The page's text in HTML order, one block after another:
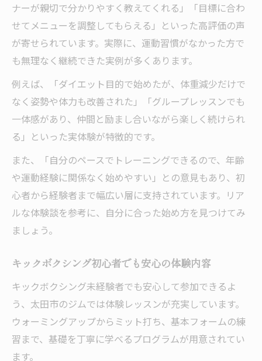
週2回のキックボクシングで理想の体型へ
継続力を高めるキックボクシング活用術
ダイエット成功者が語るトレーニング頻度
キックボクシングでモチベーションを維持
する方法
仲間と励まし合うジム活用で長続きする秘
ダイエット継続に役立つキックボクシング
習慣
太田市ボクシングジムのサポート体制の魅
力
ナーが親切で分かりやすく教えてくれる」「目標に合わ
せてメニューを調整してもらえる」といった高評価の声
が寄せられています。実際に、運動習慣がなかった方で
も無理なく継続できた実例が多くあります。
例えば、「ダイエット目的で始めたが、体重減少だけで
なく姿勢や体力も改善された」「グループレッスンでも
一体感があり、仲間と励まし合いながら楽しく続けられ
る」といった実体験が特徴的です。
また、「自分のペースでトレーニングできるので、年齢
や運動経験に関係なく始めやすい」との意見もあり、初
心者から経験者まで幅広い層に支持されています。リア
ルな体験談を参考に、自分に合った始め方を見つけてみ
ましょう。
キックボクシング初心者でも安心の体験内容
キックボクシング未経験者でも安心して参加できるよ
う、太田市のジムでは体験レッスンが充実しています。
ウォーミングアップからミット打ち、基本フォームの練
習まで、基礎を丁寧に学べるプログラムが用意されてい
ます。